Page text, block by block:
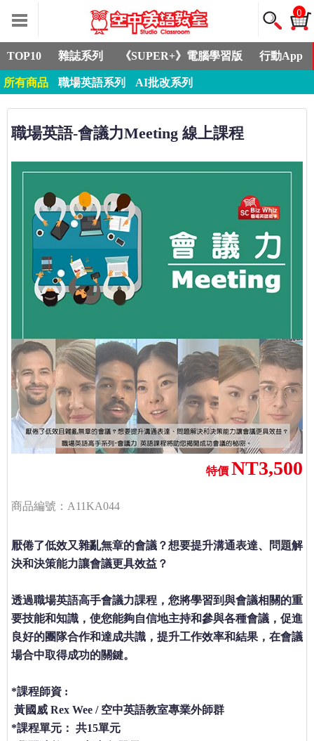
0
TOP10 雜誌系列 《SUPER+》電腦學習版 行動App
所有商品 職場英語系列 AI批改系列
職場英語-會議力Meeting 線上課程
特價 NT3,500
商品編號：A11KA044
厭倦了低效又雜亂無章的會議？想要提升溝通表達、問題解
決和決策能力讓會議更具效益？
透過職場英語高手會議力課程，您將學習到與會議相關的重
要技能和知識，使您能夠自信地主持和參與各種會議，促進
良好的團隊合作和達成共識，提升工作效率和結果，在會議
場合中取得成功的關鍵。
*課程師資 :
黃國威 Rex Wee / 空中英語教室專業外師群
*課程單元： 共15單元